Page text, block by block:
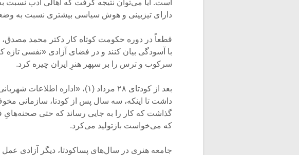
است. آیا می‌توان نتیجه گرفت که اهالی ادب نسبت
دارای تیزبینی و هوش سیاسی بیشتری نسبت به
قطعاً در دوره حکومت کوتاه کار دکتر محمد مصدق،
با آسودگی بیان کنند و در فضای آزادی «نفسی
سرکوب و ترس را بر سپهر هنرِ ایران چیره کرد.
بعد از کودتای ۲۸ مرداد (۱)،
داشت تا اینکه، سه سال پس از کودتا، سازمانی
گذاشت که کار را به جایی رساند که حتی صحنه‌‌هایِ
که می‌خواست بازتولید می‌کرد.
جامعه هنری در سال‌های پساکودتا، دیگر آزادی